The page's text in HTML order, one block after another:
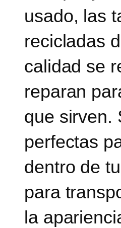
usado, las
recicladas
calidad se
reparan
que sirven.
perfectas
dentro de
para
la